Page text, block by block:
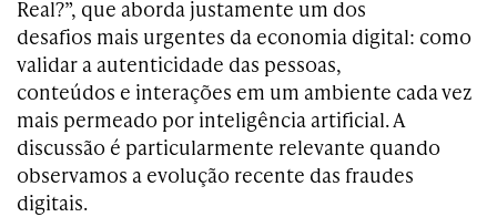
Real?”, que aborda justamente um dos
desafios mais urgentes da economia digital: como
validar a autenticidade das pessoas,
conteúdos e interações em um ambiente cada vez
mais permeado por inteligência artificial. A
discussão é particularmente relevante quando
observamos a evolução recente das fraudes
digitais.